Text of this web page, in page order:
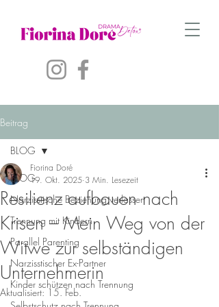
Beitrag
BLOG
Narzisstische Beziehung verlassen
Trennung mit Kindern
Parallel Parenting
Narzisstischer Ex-Partner
Kinder schützen nach Trennung
BLOG
Resilienz aufbauen nach
Krisen – Mein Weg von der
Witwe zur selbständigen
Unternehmerin
Fiorina Doré
19. Okt. 2025 3 Min. Lesezeit
Aktualisiert:15. Feb.